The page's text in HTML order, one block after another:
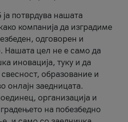
потврдува нашата
компанија да изградиме
одговорен и
Нашата цел не е само да
иновација, туку и да
образование и
онлајн заедницата.
организација и
на побезбедно